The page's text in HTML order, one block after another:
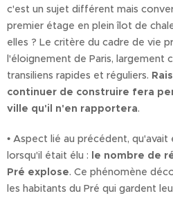
c'est un sujet différent mais
premier étage en plein îlot de
elles ? Le critère du cadre de vie
l'éloignement de Paris, largement
transiliens rapides et réguliers.
continuer de construire fera
ville qu'il n'en rapportera.
• Aspect lié au précédent, qu'avait
lorsqu'il était élu : le nombre de
Pré explose. Ce phénomène
les habitants du Pré qui gardent